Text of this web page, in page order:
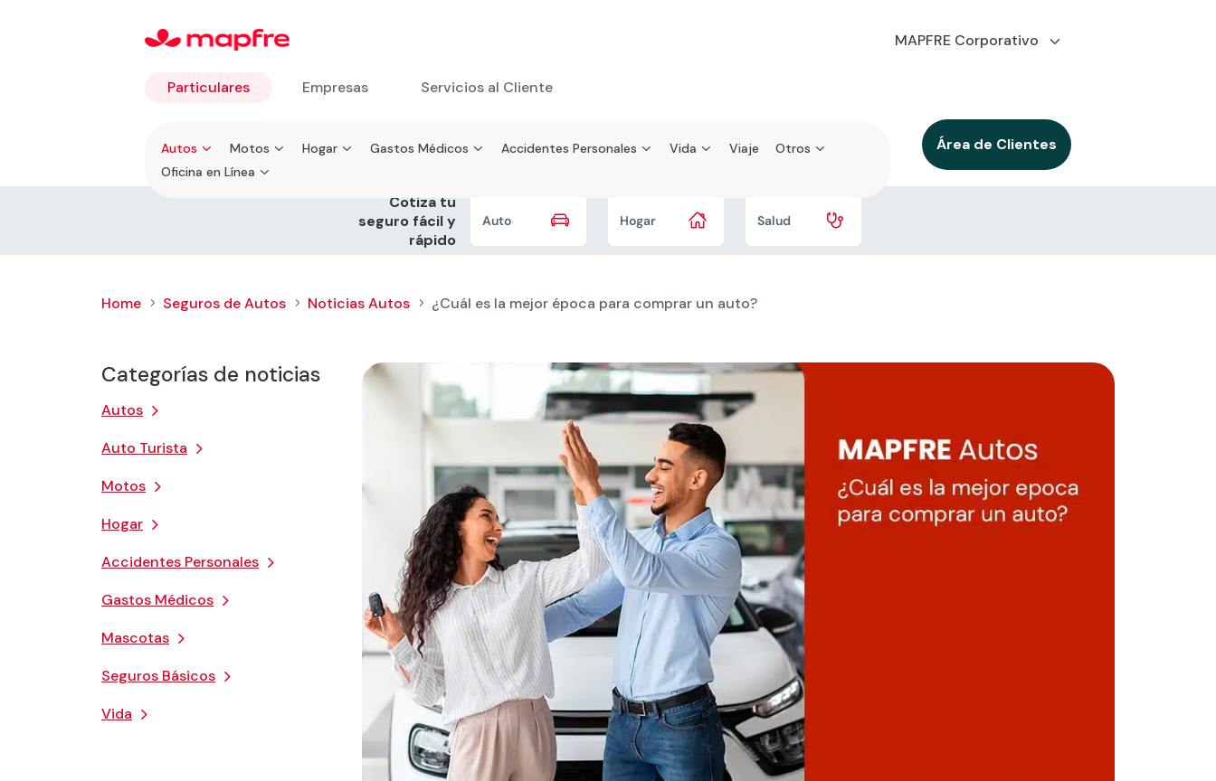
MAPFRE Corporativo
Área de Clientes
Particulares
Ir a
Particulares
Autos Motos Hogar Gastos Médicos Accidentes Personales Vida Viaje
Otros
Oficina en Línea
Empresas Servicios al Cliente
Cotiza tu
seguro fácil y
rápido

Auto 
Hogar 
Salud
Home 5 Seguros de Autos 5 Noticias Autos 5 ¿Cuál es la mejor época para comprar un auto?
Categorías de noticias
Autos
Auto Turista
Motos
Hogar
Accidentes Personales
Gastos Médicos
Mascotas
Seguros Básicos
Vida